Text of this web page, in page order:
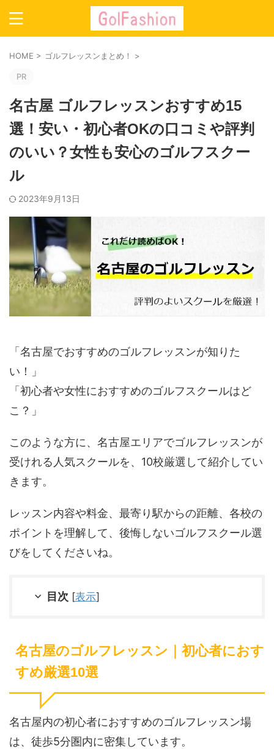
HOME > ゴルフレッスンまとめ！ >
PR
名古屋 ゴルフレッスンおすすめ15
選！安い・初心者OKの口コミや評判
のいい？女性も安心のゴルフスクー
ル
2023年9月13日
「名古屋でおすすめのゴルフレッスンが知りた
い！」
「初心者や女性におすすめのゴルフスクールはど
こ？」
このような方に、名古屋エリアでゴルフレッスンが
受けれる人気スクールを、10校厳選して紹介してい
きます。
レッスン内容や料金、最寄り駅からの距離、各校の
ポイントを理解して、後悔しないゴルフスクール選
びをしてくださいね。
目次 [表示]
名古屋のゴルフレッスン｜初心者におす
すめ厳選10選
名古屋内の初心者におすすめのゴルフレッスン場
は、徒歩5分圏内に密集しています。